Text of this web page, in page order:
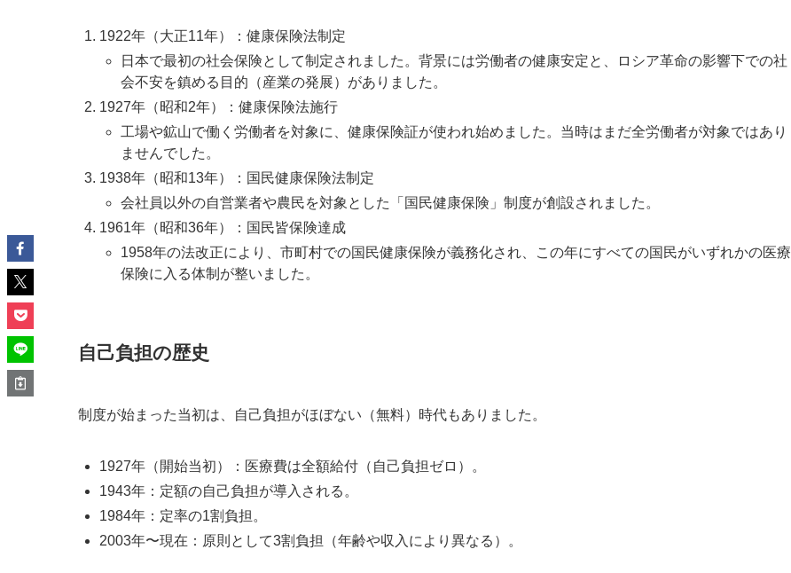
1922年（大正11年）：健康保険法制定
日本で最初の社会保険として制定されました。背景には労働者の健康安定と、ロシア革命の影響下での社
会不安を鎮める目的（産業の発展）がありました。
1927年（昭和2年）：健康保険法施行
工場や鉱山で働く労働者を対象に、健康保険証が使われ始めました。当時はまだ全労働者が対象ではあり
ませんでした。
1938年（昭和13年）：国民健康保険法制定
会社員以外の自営業者や農民を対象とした「国民健康保険」制度が創設されました。
1961年（昭和36年）：国民皆保険達成
1958年の法改正により、市町村での国民健康保険が義務化され、この年にすべての国民がいずれかの医療
保険に入る体制が整いました。
自己負担の歴史
制度が始まった当初は、自己負担がほぼない（無料）時代もありました。
1927年（開始当初）：医療費は全額給付（自己負担ゼロ）。
1943年：定額の自己負担が導入される。
1984年：定率の1割負担。
2003年〜現在：原則として3割負担（年齢や収入により異なる）。